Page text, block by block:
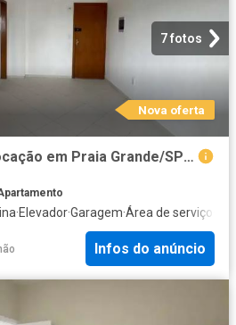
7 fotos
Nova oferta
Apartamento para Locação em Praia Grande/SP Guilhermina 2 Quartos
·Elevador·Garagem·Área de serviço
Infos do anúncio